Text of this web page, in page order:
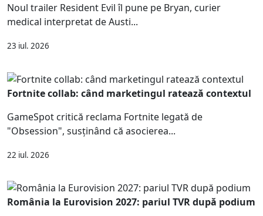
Noul trailer Resident Evil îl pune pe Bryan, curier
medical interpretat de Austi...
23 iul. 2026
Fortnite collab: când marketingul ratează contextul
GameSpot critică reclama Fortnite legată de
"Obsession", susținând că asocierea...
22 iul. 2026
România la Eurovision 2027: pariul TVR după podium